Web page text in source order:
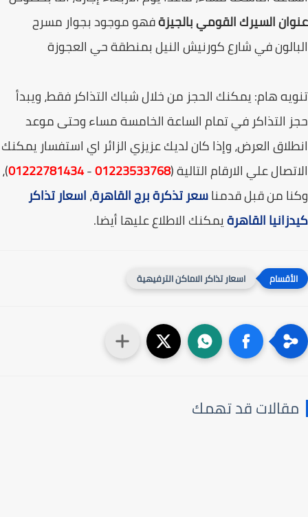
السيرك القومي بالجيزةفهو موجود بجوار مسرح
في شارع كورنيش النيل بمنطقة حي العجوزة
هام: يمكنك الحجز من خلال شباك التذاكر فقط، ويبدأ
التذاكر في تمام الساعة الخامسة مساء وحتى موعد
العرض، وإذا كان لديك عزيزي الزائر اي استفسار يمكنك
علي الارقام التالية (01223533768
-
01222781434)،
من قبل قدمناسعر تذكرة برج القاهرة،اسعار تذاكر
القاهرةيمكنك الاطلاع عليها أيضا.
اسعار تذاكر الاماكن الترفيهية
قد تهمك